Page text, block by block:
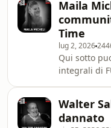
Maila
Time
lug 2, 2026
Qui sotto
integrali di
https://
fa, siamo
raccontarvi i
Walter
dannato